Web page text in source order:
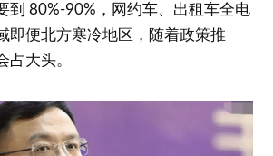
到 80%-90%，网约车、出租车全电
即便北方寒冷地区，随着政策推
占大头。